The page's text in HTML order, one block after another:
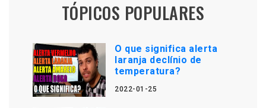
TÓPICOS POPULARES
O que significa alerta
laranja declínio de
temperatura?
2022-01-25